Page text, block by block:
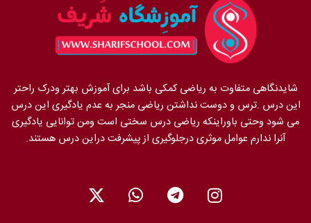
شایدنگاهی متفاوت به ریاضی کمکی باشد برای آموزش بهتر ودرک راحتر
این درس .ترس و دوست نداشتن ریاضی منجر به عدم یادگیری این درس
می شود وحتی باوراینکه ریاضی درس سختی است ومن توانایی یادگیری
آنرا ندارم عوامل موثری درجلوگیری از پیشرفت دراین درس هستند.
I
n
T
e
W
h
X
-